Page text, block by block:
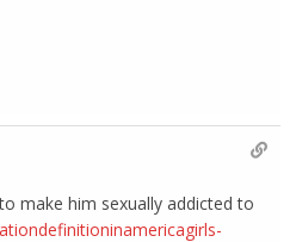
make him sexually addicted to